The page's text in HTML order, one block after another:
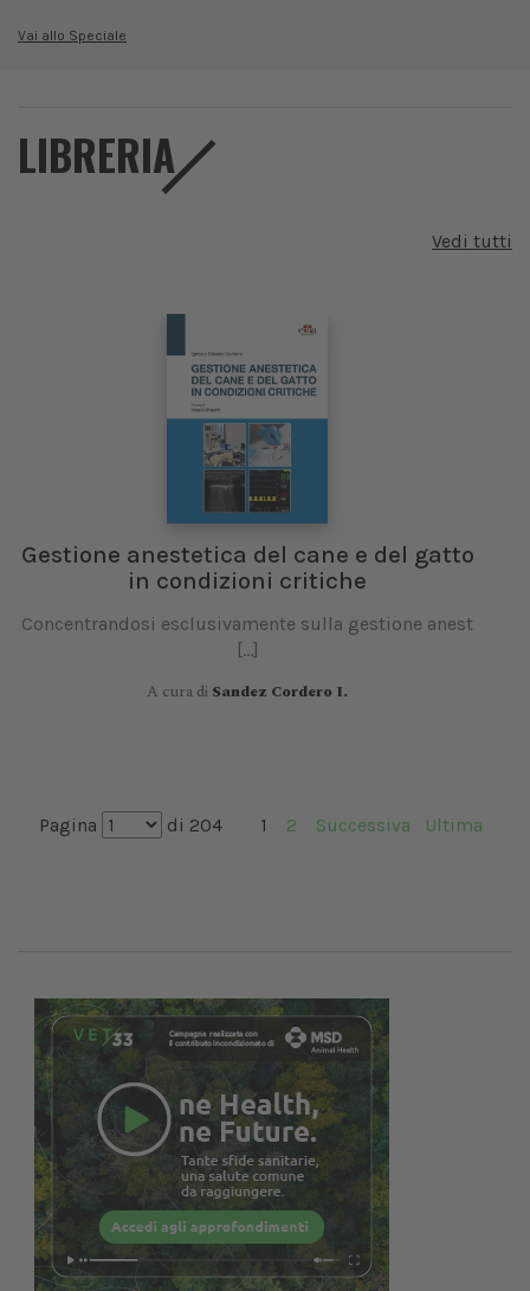
Vai allo Speciale
LIBRERIA
Vedi tutti
Gestione anestetica del cane e del gatto
in condizioni critiche
Concentrandosi esclusivamente sulla gestione anest
[...]
A cura di Sandez Cordero I.
Pagina di 204 1 2 Successiva Ultima